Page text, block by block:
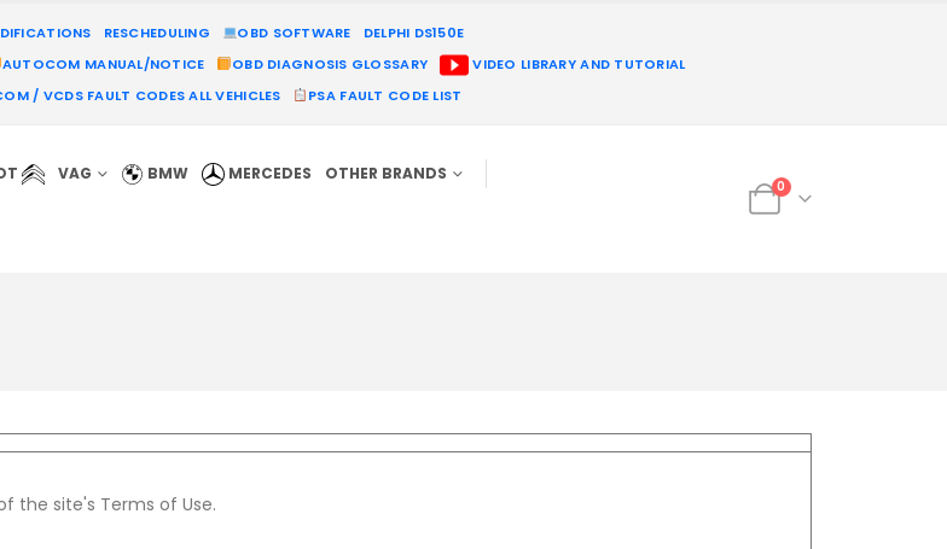
RESCHEDULING OBD SOFTWARE
DELPHI DS150E
AUTOCOM MANUAL/NOTICE OBD DIAGNOSIS GLOSSARY
VIDEO LIBRARY AND TUTORIAL
/ VCDS FAULT CODES ALL VEHICLES PSA FAULT CODE LIST
VAG BMW MERCEDES OTHER BRANDS
0
the site's Terms of Use.